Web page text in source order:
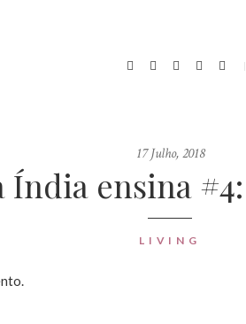
17 Julho, 2018
Índia ensina
LIVING